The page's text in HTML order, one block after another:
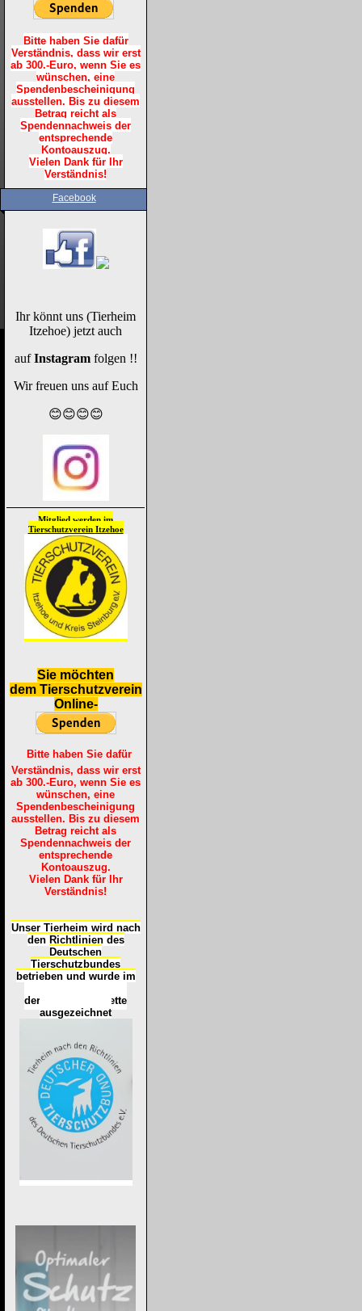
Bitte haben Sie dafür
Verständnis, dass wir erst
ab 300.-Euro, wenn Sie es
wünschen, eine
Spendenbescheinigung
ausstellen. Bis zu diesem
Betrag reicht als
Spendennachweis der
entsprechende
Kontoauszug.
Vielen Dank für Ihr
Verständnis!
Facebook
Ihr könnt uns (Tierheim
Itzehoe) jetzt auch
aufInstagramfolgen !!
Wir freuen uns auf Euch
😊😊😊😊
Mitglied werden im
Tierschutzverein Itzehoe
Sie möchten
dem Tierschutzverein
Online-
Bitte haben Sie dafür
Verständnis, dass wir erst
ab 300.-Euro, wenn Sie es
wünschen, eine
Spendenbescheinigung
ausstellen. Bis zu diesem
Betrag reicht als
Spendennachweis der
entsprechende
Kontoauszug.
Vielen Dank für Ihr
Verständnis!
Unser Tierheim wird nach
den Richtlinien des
Deutschen
Tierschutzbundes
betrieben und wurde im
der
Tierheimplakette
ausgezeichnet